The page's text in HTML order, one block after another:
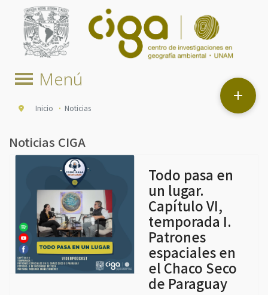

Inicio Noticias
Noticias CIGA
Todo pasa en
un lugar.
Capítulo VI,
temporada I.
Patrones
espaciales en
el Chaco Seco
de Paraguay